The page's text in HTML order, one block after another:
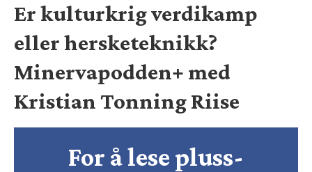
Er kulturkrig verdikamp
eller hersketeknikk?
Minervapodden+ med
Kristian Tonning Riise
For å lese pluss-